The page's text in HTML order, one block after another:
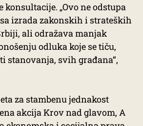
konsultacije. „Ovo ne odstupa
izrada zakonskih i strateških
ali odražava manjak
odluka koje se tiču,
stanovanja, svih građana“,
za stambenu jednakost
akcija Krov nad glavom, A